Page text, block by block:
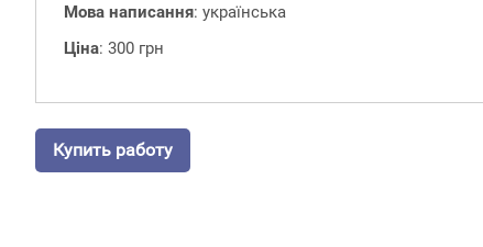
Мова написання: українська
Ціна: 300 грн
Купить работу